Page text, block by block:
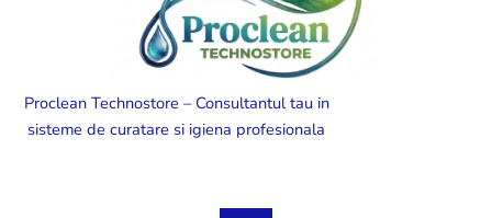
Proclean Technostore – Consultantul tau in
sisteme de curatare si igiena profesionala